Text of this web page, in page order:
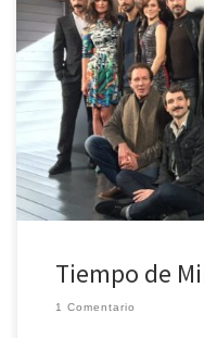
Regresa la serie de TVE
Ministerio del Tiempo. La
primer capítulo de la
de presentación con su
cuales también hemos
Tiempo de
1 Comentario